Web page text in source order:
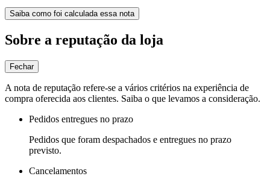
Saiba como foi calculada essa nota
Sobre a reputação da loja
Fechar
A nota de reputação refere-se a vários critérios na experiência de
compra oferecida aos clientes. Saiba o que levamos a consideração.
Pedidos entregues no prazo
Pedidos que foram despachados e entregues no prazo
previsto.
Cancelamentos